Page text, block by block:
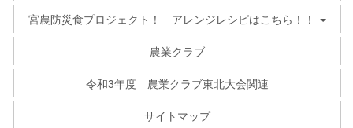
宮農防災食プロジェクト！ アレンジレシピはこちら！！
農業クラブ
令和3年度 農業クラブ東北大会関連
サイトマップ